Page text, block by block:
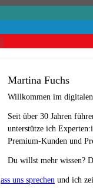
Martina Fuchs
Willkommen im digitalen
Seit über 30 Jahren
unterstütze ich
Premium-Kunden und
Du willst mehr wissen?
ass uns sprechen und ich